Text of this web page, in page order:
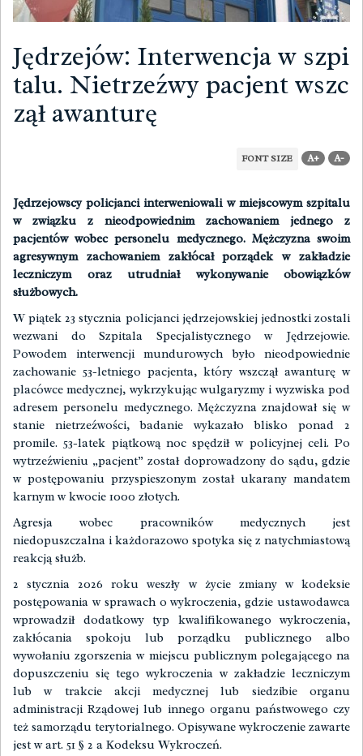
Jędrzejów: Interwencja w szpi
talu. Nietrzeźwy pacjent wszc
zął awanturę
FONT SIZE A+ A-
Jędrzejowscy policjanci interweniowali w miejscowym szpitalu
w związku z nieodpowiednim zachowaniem jednego z
pacjentów wobec personelu medycznego. Mężczyzna swoim
agresywnym zachowaniem zakłócał porządek w zakładzie
leczniczym oraz utrudniał wykonywanie obowiązków
służbowych.
W piątek 23 stycznia policjanci jędrzejowskiej jednostki zostali
wezwani do Szpitala Specjalistycznego w Jędrzejowie.
Powodem interwencji mundurowych było nieodpowiednie
zachowanie 53-letniego pacjenta, który wszczął awanturę w
placówce medycznej, wykrzykując wulgaryzmy i wyzwiska pod
adresem personelu medycznego. Mężczyzna znajdował się w
stanie nietrzeźwości, badanie wykazało blisko ponad 2
promile. 53-latek piątkową noc spędził w policyjnej celi. Po
wytrzeźwieniu „pacjent” został doprowadzony do sądu, gdzie
w postępowaniu przyspieszonym został ukarany mandatem
karnym w kwocie 1000 złotych.
Agresja wobec pracowników medycznych jest
niedopuszczalna i każdorazowo spotyka się z natychmiastową
reakcją służb.
2 stycznia 2026 roku weszły w życie zmiany w kodeksie
postępowania w sprawach o wykroczenia, gdzie ustawodawca
wprowadził dodatkowy typ kwalifikowanego wykroczenia,
zakłócania spokoju lub porządku publicznego albo
wywołaniu zgorszenia w miejscu publicznym polegającego na
dopuszczeniu się tego wykroczenia w zakładzie leczniczym
lub w trakcie akcji medycznej lub siedzibie organu
administracji Rządowej lub innego organu państwowego czy
też samorządu terytorialnego. Opisywane wykroczenie zawarte
jest w art. 51 § 2 a Kodeksu Wykroczeń.